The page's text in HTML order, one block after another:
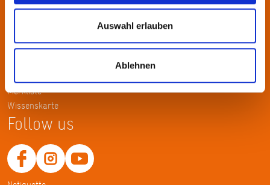
Auswahl erlauben
Ablehnen
Fax: +49 69 2577-1750
Service
Merkliste
Wissenskarte
Follow us